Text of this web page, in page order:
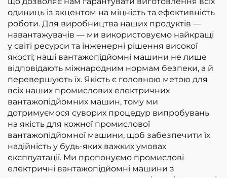
одиниць із акцентом на міцність та ефективність
роботи. Для виробництва наших продуктів —
навантажувачів — ми використовуємо найкращі
у світі ресурси та інженерні рішення високої
якості; наші вантажопідйомні машини не лише
відповідають міжнародним нормам безпеки, а й
перевершують їх. Якість є головною метою для
всіх наших промислових електричних
вантажопідйомних машин, тому ми
дотримуємося суворих процедур випробувань
на якість для кожної промислової
вантажопідйомної машини, щоб забезпечити їх
надійність у будь-яких важких умовах
експлуатації. Ми пропонуємо промислові
електричні вантажопідйомні машини з